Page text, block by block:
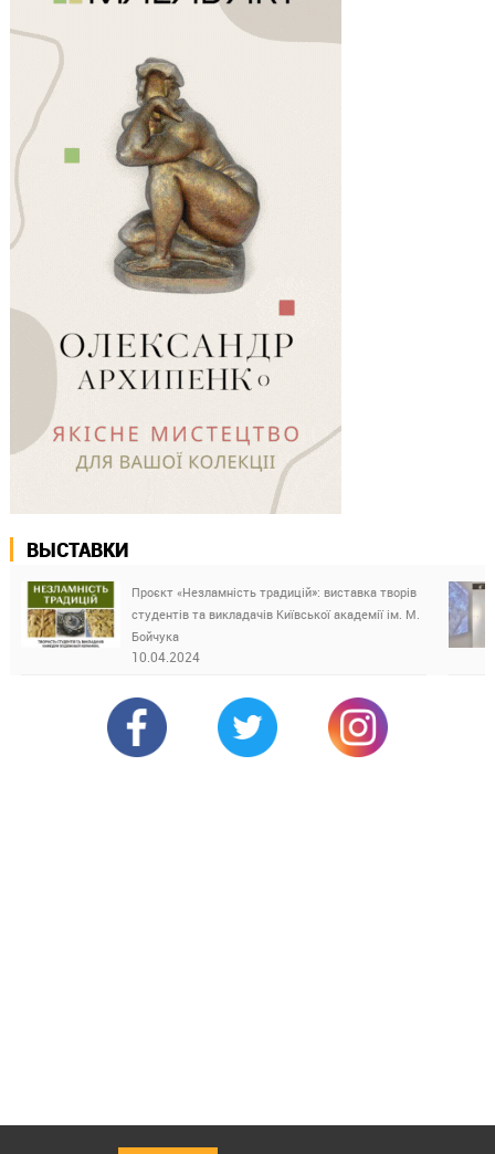
ВЫСТАВКИ
Проєкт «Незламність традицій»: виставка творів
студентів та викладачів Київської академії ім. М.
Бойчука
10.04.2024